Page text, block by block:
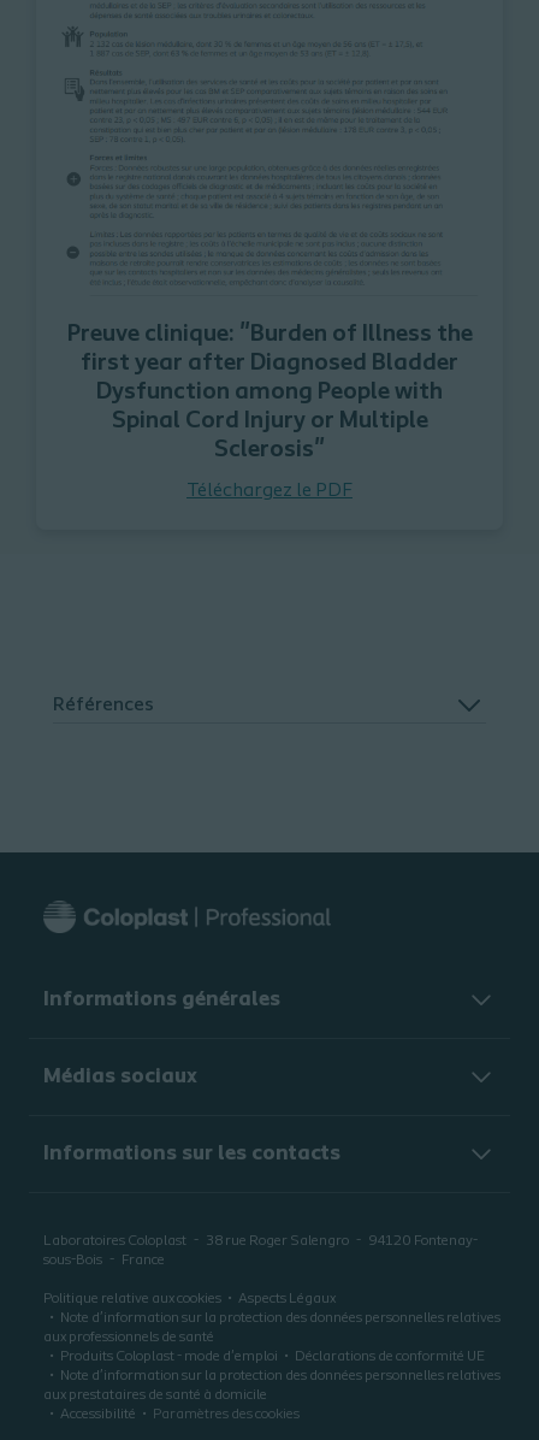
Preuve clinique: "Burden of Illness the
first year after Diagnosed Bladder
Dysfunction among People with
Spinal Cord Injury or Multiple
Sclerosis"
Téléchargez le PDF
Références
Informations générales​
Médias sociaux
Informations sur les contacts
Laboratoires Coloplast 38 rue Roger Salengro 94120 Fontenay-
sous-Bois
France
Politique relative aux cookies
Aspects Légaux
Note d’information sur la protection des données personnelles relatives
aux professionnels de santé
Produits Coloplast - mode d'emploi
Déclarations de conformité UE
Note d’information sur la protection des données personnelles relatives
aux prestataires de santé à domicile
Accessibilité
Paramètres des cookies